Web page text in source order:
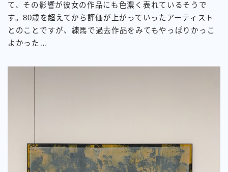
て、その影響が彼女の作品にも色濃く表れているそうで
す。80歳を超えてから評価が上がっていったアーティスト
とのことですが、練馬で過去作品をみてもやっぱりかっこ
よかった…